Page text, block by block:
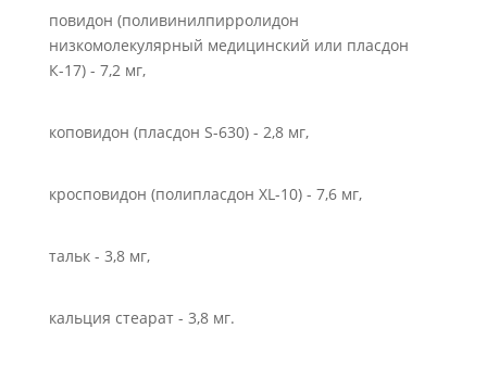
повидон (поливинилпирролидон
низкомолекулярный медицинский или пласдон
К-17) - 7,2 мг,
коповидон (пласдон S-630) - 2,8 мг,
кросповидон (полипласдон XL-10) - 7,6 мг,
тальк - 3,8 мг,
кальция стеарат - 3,8 мг.